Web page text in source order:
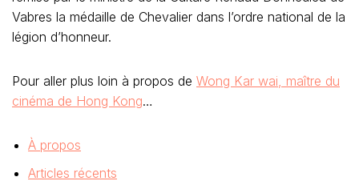
Vabres la médaille de Chevalier dans l’ordre national de la
légion d’honneur.
Pour aller plus loin à propos de Wong Kar wai, maître du
cinéma de Hong Kong…
À propos
Articles récents